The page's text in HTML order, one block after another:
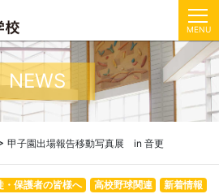
MENU
NEWS
甲子園出場報告移動写真展 in 音更
新着情報
高校野球関連
・保護者の皆様へ